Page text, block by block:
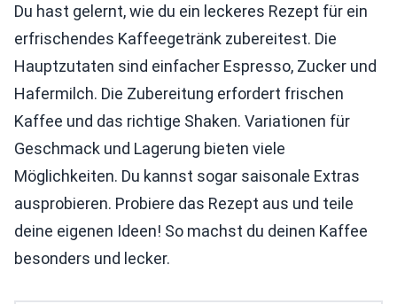
Du hast gelernt, wie du ein leckeres Rezept für ein
erfrischendes Kaffeegetränk zubereitest. Die
Hauptzutaten sind einfacher Espresso, Zucker und
Hafermilch. Die Zubereitung erfordert frischen
Kaffee und das richtige Shaken. Variationen für
Geschmack und Lagerung bieten viele
Möglichkeiten. Du kannst sogar saisonale Extras
ausprobieren. Probiere das Rezept aus und teile
deine eigenen Ideen! So machst du deinen Kaffee
besonders und lecker.